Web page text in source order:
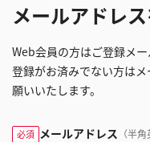
メールアドレ
Web会員の方はご登録メー
登録がお済みでない方は
願いいたします。
必須 メールアドレス （半